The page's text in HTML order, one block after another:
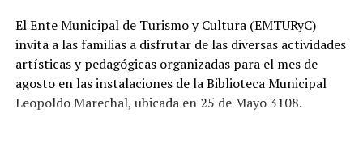
El Ente Municipal de Turismo y Cultura (EMTURyC)
invita a las familias a disfrutar de las diversas actividades
artísticas y pedagógicas organizadas para el mes de
agosto en las instalaciones de la Biblioteca Municipal
Leopoldo Marechal, ubicada en 25 de Mayo 3108.